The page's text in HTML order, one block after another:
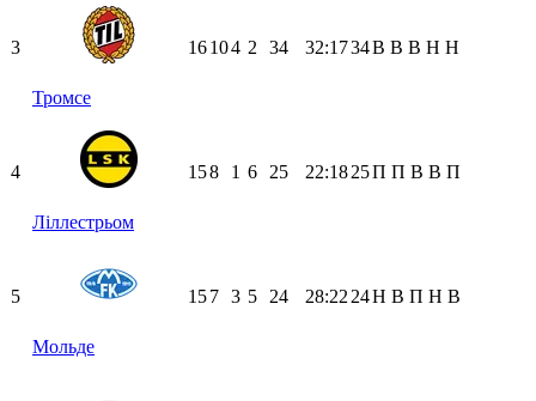
3
Тромсе
16104 2 34 32:1734В В В Н Н
4
Ліллестрьом
158 1 6 25 22:1825П П В В П
5
Мольде
157 3 5 24 28:2224Н В П Н В